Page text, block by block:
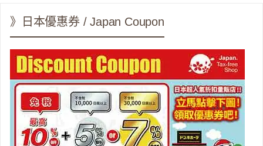
》日本優惠券 / Japan Coupon